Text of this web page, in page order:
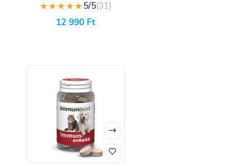
★★★★★5/5(31)
12 990 Ft